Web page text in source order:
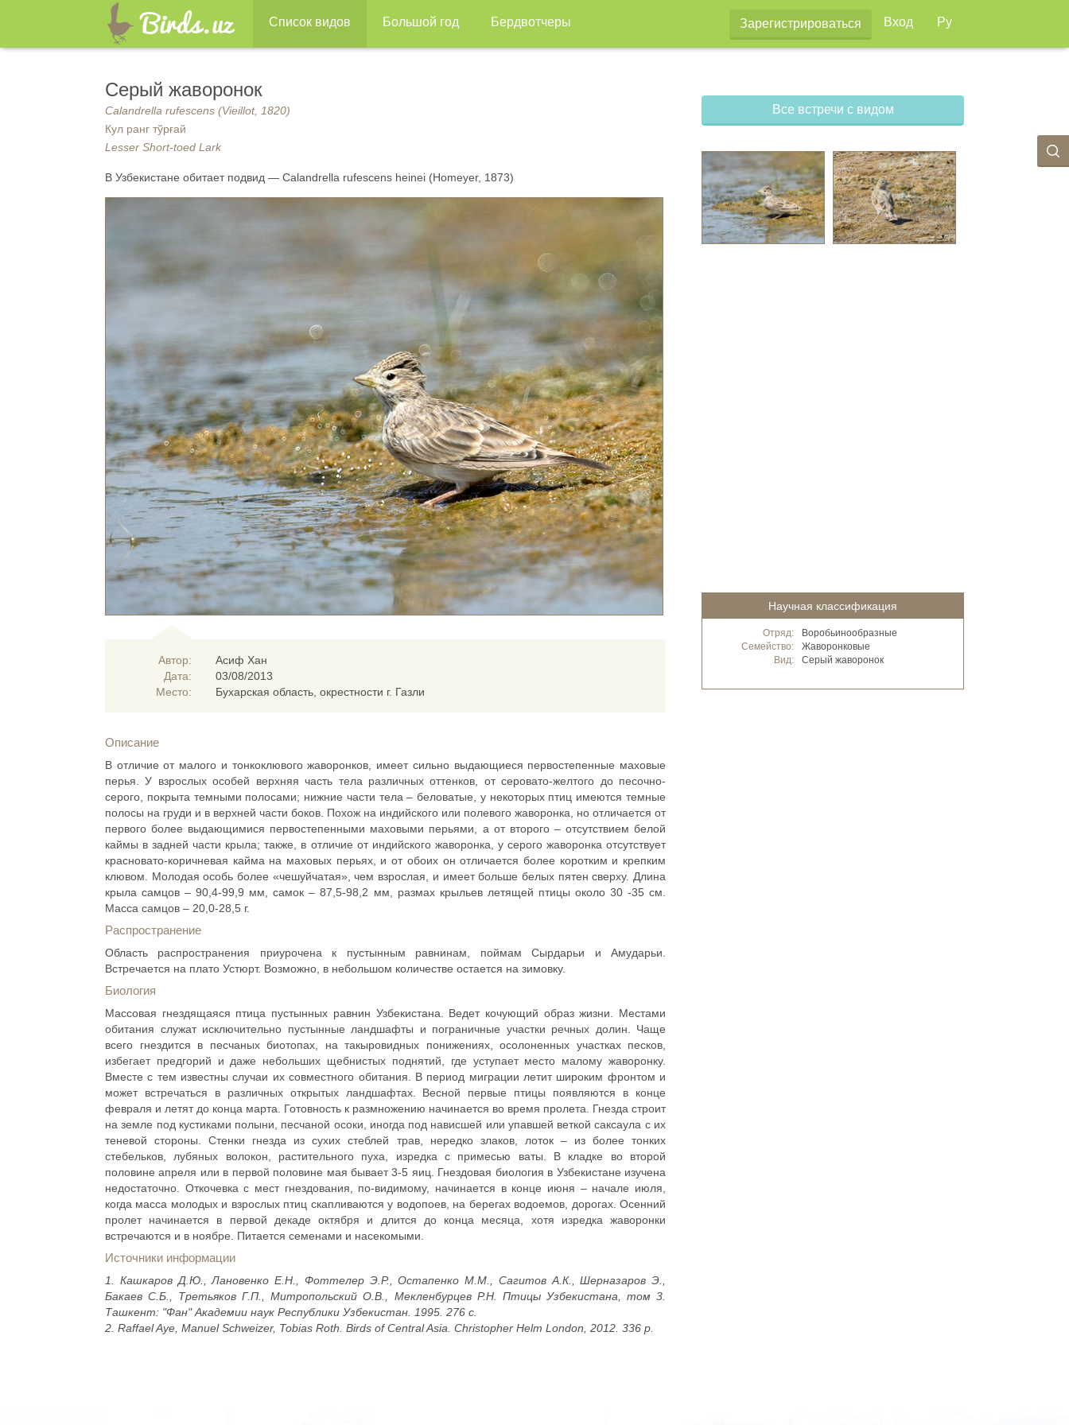
Список видов Большой год Бердвотчеры Зарегистрироваться Вход Ру
Серый жаворонок
Calandrella rufescens (Vieillot, 1820)
Кул ранг тўрғай
Lesser Short-toed Lark
В Узбекистане обитает подвид — Calandrella rufescens heinei (Homeyer, 1873)
Автор:
Дата:
Место:
Асиф Хан
03/08/2013
Бухарская область, окрестности г. Газли
Описание
В отличие от малого и тонкоклювого жаворонков, имеет сильно выдающиеся первостепенные маховые
перья. У взрослых особей верхняя часть тела различных оттенков, от серовато-желтого до песочно-
серого, покрыта темными полосами; нижние части тела – беловатые, у некоторых птиц имеются темные
полосы на груди и в верхней части боков. Похож на индийского или полевого жаворонка, но отличается от
первого более выдающимися первостепенными маховыми перьями, а от второго – отсутствием белой
каймы в задней части крыла; также, в отличие от индийского жаворонка, у серого жаворонка отсутствует
красновато-коричневая кайма на маховых перьях, и от обоих он отличается более коротким и крепким
клювом. Молодая особь более «чешуйчатая», чем взрослая, и имеет больше белых пятен сверху. Длина
крыла самцов – 90,4-99,9 мм, самок – 87,5-98,2 мм, размах крыльев летящей птицы около 30 -35 см.
Масса самцов – 20,0-28,5 г.
Распространение
Область распространения приурочена к пустынным равнинам, поймам Сырдарьи и Амударьи.
Встречается на плато Устюрт. Возможно, в небольшом количестве остается на зимовку.
Биология
Массовая гнездящаяся птица пустынных равнин Узбекистана. Ведет кочующий образ жизни. Местами
обитания служат исключительно пустынные ландшафты и пограничные участки речных долин. Чаще
всего гнездится в песчаных биотопах, на такыровидных понижениях, осолоненных участках песков,
избегает предгорий и даже небольших щебнистых поднятий, где уступает место малому жаворонку.
Вместе с тем известны случаи их совместного обитания. В период миграции летит широким фронтом и
может встречаться в различных открытых ландшафтах. Весной первые птицы появляются в конце
февраля и летят до конца марта. Готовность к размножению начинается во время пролета. Гнезда строит
на земле под кустиками полыни, песчаной осоки, иногда под нависшей или упавшей веткой саксаула с их
теневой стороны. Стенки гнезда из сухих стеблей трав, нередко злаков, лоток – из более тонких
стебельков, лубяных волокон, растительного пуха, изредка с примесью ваты. В кладке во второй
половине апреля или в первой половине мая бывает 3-5 яиц. Гнездовая биология в Узбекистане изучена
недостаточно. Откочевка с мест гнездования, по-видимому, начинается в конце июня – начале июля,
когда масса молодых и взрослых птиц скапливаются у водопоев, на берегах водоемов, дорогах. Осенний
пролет начинается в первой декаде октября и длится до конца месяца, хотя изредка жаворонки
встречаются и в ноябре. Питается семенами и насекомыми.
Источники информации
1. Кашкаров Д.Ю., Лановенко Е.Н., Фоттелер Э.Р., Остапенко М.М., Сагитов А.К., Шерназаров Э.,
Бакаев С.Б., Третьяков Г.П., Митропольский О.В., Мекленбурцев Р.Н. Птицы Узбекистана, том 3.
Ташкент: "Фан" Академии наук Республики Узбекистан. 1995. 276 с.
2. Raffael Aye, Manuel Schweizer, Tobias Roth. Birds of Central Asia. Christopher Helm London, 2012. 336 p.
Все встречи с видом
Научная классификация
Отряд:
Воробьинообразные
Семейство:
Жаворонковые
Вид:
Серый жаворонок